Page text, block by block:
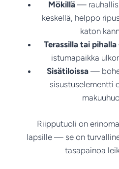
Mökillä —
keskellä, helppo
katon
Terassilla tai pihalla
istumapaikka
Sisätiloissa —
sisustuselementti
Riipputuoli on
lapsille — se on
tasapainoa